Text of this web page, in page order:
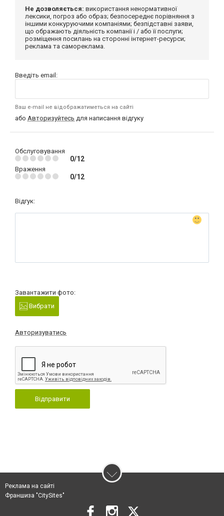
Не дозволяється: використання ненормативної
лексики, погроз або образ; безпосереднє порівняння з
іншими конкуруючими компаніями; безпідставні заяви,
що ображають діяльність компанії і / або її послуги;
розміщення посилань на сторонні інтернет-ресурси;
реклама та самореклама.
Введіть email:
Ваш e-mail не відображатиметься на сайті
або Авторизуйтесь для написання відгуку
Обслуговування
0/12
Враження
0/12
Відгук:
Завантажити фото:
Вибрати
Авторизуватись
Відправити
Реклама на сайті
Франшиза "CitySites"